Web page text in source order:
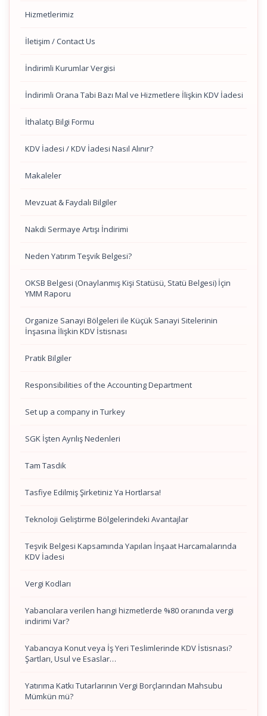
Hizmetlerimiz
İletişim / Contact Us
İndirimli Kurumlar Vergisi
İndirimli Orana Tabi Bazı Mal ve Hizmetlere İlişkin KDV İadesi
İthalatçı Bilgi Formu
KDV İadesi / KDV İadesi Nasıl Alınır?
Makaleler
Mevzuat & Faydalı Bilgiler
Nakdi Sermaye Artışı İndirimi
Neden Yatırım Teşvik Belgesi?
OKSB Belgesi (Onaylanmış Kişi Statüsü, Statü Belgesi) İçin
YMM Raporu
Organize Sanayi Bölgeleri ile Küçük Sanayi Sitelerinin
İnşasına İlişkin KDV İstisnası
Pratik Bilgiler
Responsibilities of the Accounting Department
Set up a company in Turkey
SGK İşten Ayrılış Nedenleri
Tam Tasdik
Tasfiye Edilmiş Şirketiniz Ya Hortlarsa!
Teknoloji Geliştirme Bölgelerindeki Avantajlar
Teşvik Belgesi Kapsamında Yapılan İnşaat Harcamalarında
KDV İadesi
Vergi Kodları
Yabancılara verilen hangi hizmetlerde %80 oranında vergi
indirimi Var?
Yabancıya Konut veya İş Yeri Teslimlerinde KDV İstisnası?
Şartları, Usul ve Esaslar…
Yatırıma Katkı Tutarlarının Vergi Borçlarından Mahsubu
Mümkün mü?